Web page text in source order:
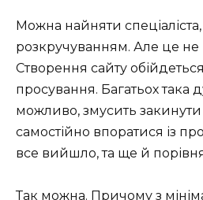
Можна найняти
розкручуванням. Але це не
Створення сайту
просування. Багатьох така
можливо, змусить
самостійно впоратися із
все вийшло, та ще й
Так можна. Причому з